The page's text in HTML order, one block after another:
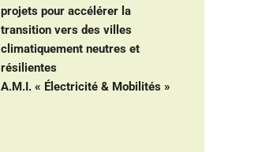
projets pour accélérer la
transition vers des villes
climatiquement neutres et
résilientes
A.M.I. « Électricité & Mobilités »